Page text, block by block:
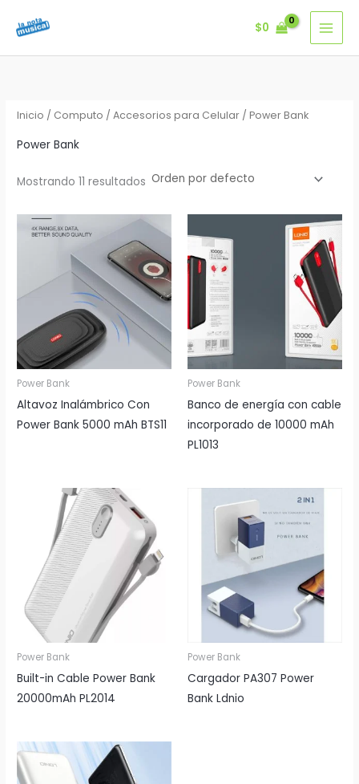
$0
Inicio / Computo /Accesorios para Celular / Power Bank
Power Bank
Mostrando 11 resultados
Power Bank
Altavoz Inalámbrico Con
Power Bank 5000 mAh BTS11
Power Bank
Banco de energía con cable
incorporado de 10000 mAh
PL1013
Power Bank
Built-in Cable Power Bank
20000mAh PL2014
Power Bank
Cargador PA307 Power
Bank Ldnio